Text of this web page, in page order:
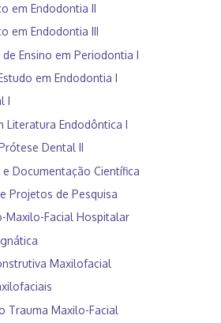
em Endodontia II
em Endodontia III
Ensino em Periodontia I
em Endodontia I
I
Literatura Endodôntica I
Dental II
Documentação Científica
Projetos de Pesquisa
Maxilo-Facial Hospitalar
Maxilofacial
Trauma Maxilo-Facial